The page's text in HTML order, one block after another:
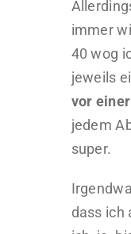
immer
40 wog
jeweils
vor
jedem
super.
dass ich